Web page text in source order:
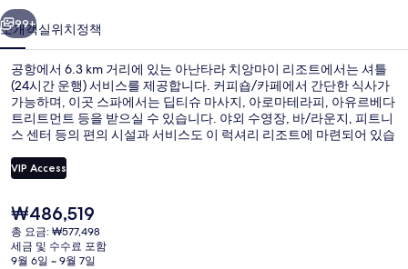
이
리
조
트
의
사
갤
러
다음
99+
소개객실위치정책
공항에서 6.3 km 거리에 있는 아난타라 치앙마이 리조트에서는 셔틀
(24시간 운행) 서비스를 제공합니다. 커피숍/카페에서 간단한 식사가
가능하며, 이곳 스파에서는 딥티슈 마사지, 아로마테라피, 아유르베다
트리트먼트 등을 받으실 수 있습니다. 야외 수영장, 바/라운지, 피트니
스 센터 등의 편의 시설과 서비스도 이 럭셔리 리조트에 마련되어 있습
상태에 굉장히 만족했습니다.
VIP Access
현
재
가
격
₩486,519
총 요금: ₩577,498
세금 및 수수료 포함
9월 6일 ~ 9월 7일